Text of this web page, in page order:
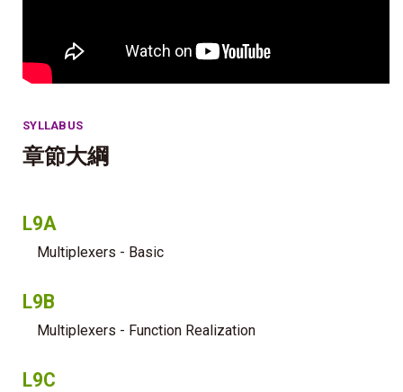
SYLLABUS
章節大綱
L9A
Multiplexers - Basic
L9B
Multiplexers - Function Realization
L9C